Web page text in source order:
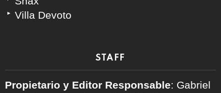
Villa Devoto
STAFF
Propietario y Editor Responsable: Gabriel